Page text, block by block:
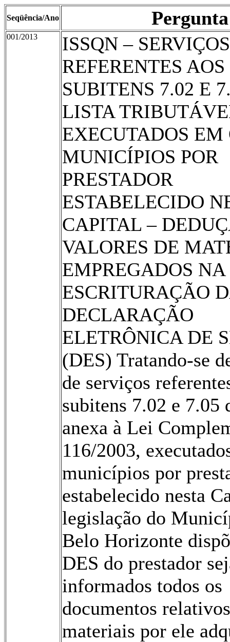
Seqüência/Ano Pergunta
001/2013
ISSQN – SERVIÇOS
REFERENTES AOS
SUBITENS 7.02 E
LISTA
EXECUTADOS EM
MUNICÍPIOS POR
PRESTADOR
ESTABELECIDO
CAPITAL –
VALORES DE
EMPREGADOS
ESCRITURAÇÃO
DECLARAÇÃO
ELETRÔNICA DE
(DES) Tratando-se
de serviços
subitens 7.02 e 7.05
anexa à Lei
116/2003,
municípios por
estabelecido nesta
legislação do
Belo Horizonte
DES do prestador
informados todos os
documentos
materiais por ele